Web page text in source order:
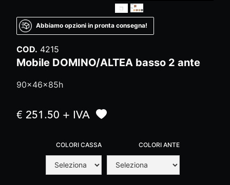
Abbiamo opzioni in pronta consegna!
COD. 4215
Mobile DOMINO/ALTEA basso 2 ante
90x46x85h
€ 251.50 + IVA
COLORI CASSA COLORI ANTE